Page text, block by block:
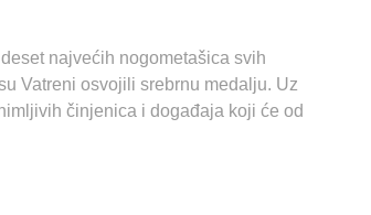
najvećih nogometašica svih
Vatreni osvojili srebrnu medalju. Uz
činjenica i događaja koji će od